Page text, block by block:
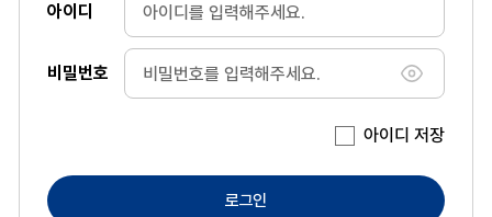
아이디
비밀번호
비밀번호
아이디 저장
로그인